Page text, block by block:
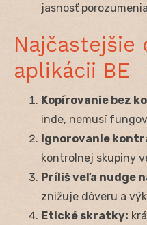
jasnosť
Najčastejšie
aplikácii BE
Kopírovanie bez
inde, nemusí
Ignorovanie
kontrolnej skupiny
Príliš veľa nudge
znižuje dôveru a
Etické skratky: